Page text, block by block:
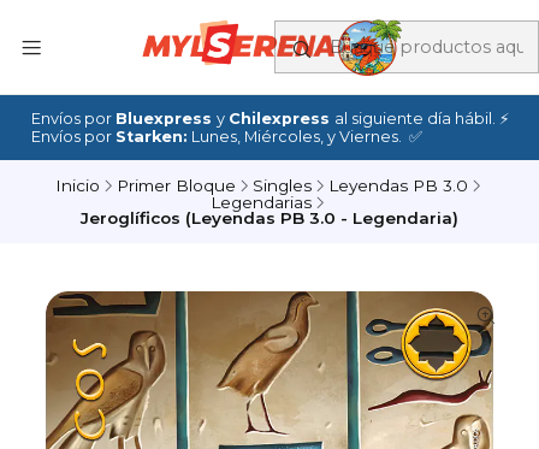
Envíos por Bluexpress y Chilexpress al siguiente día hábil. ⚡
Envíos por Starken: Lunes, Miércoles, y Viernes. ✅
Inicio Primer Bloque Singles
Leyendas PB 3.0
Legendarias
Jeroglíficos (Leyendas PB 3.0 - Legendaria)